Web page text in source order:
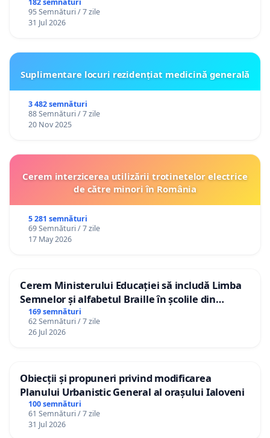
95 Semnături / 7 zile
31 Jul 2026
Suplimentare locuri rezidențiat medicină generală
3 482 semnături
88 Semnături / 7 zile
20 Nov 2025
Cerem interzicerea utilizării trotinetelor electrice
de către minori în România
5 281 semnături
69 Semnături / 7 zile
17 May 2026
Cerem Ministerului Educației să includă Limba
Semnelor și alfabetul Braille în școlile din
Republica Moldova!
169 semnături
62 Semnături / 7 zile
26 Jul 2026
Obiecții și propuneri privind modificarea
Planului Urbanistic General al orașului Ialoveni
100 semnături
61 Semnături / 7 zile
31 Jul 2026